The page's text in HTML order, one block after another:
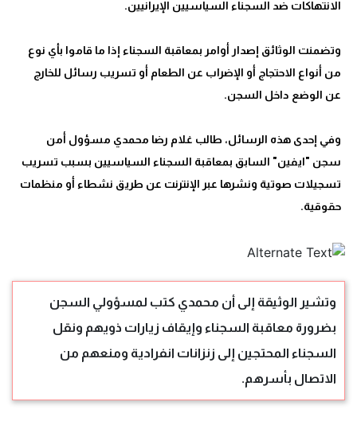
وتضمنت الوثائق إصدار أوامر بمعاقبة السجناء إذا ما قاموا بأي نوع
من أنواع الاحتجاج أو الإضراب عن الطعام أو تسريب رسائل للخارج
وفي إحدى هذه الرسائل، طالب غلام رضا محمدي مسؤول أمن
سجن "ايفين" السابق بمعاقبة السجناء السياسيين بسبب تسريب
تسجيلات صوتية ونشرها عبر الإنترنت عن طريق نشطاء أو منظمات
حقوقية.
وتشير الوثيقة إلى أن محمدي كتب لمسؤولي السجن
بضرورة معاقبة السجناء وإيقاف زيارات ذويهم ونقل
السجناء المحتجين إلى زنزانات انفرادية ومنعهم من
الاتصال بأسرهم.